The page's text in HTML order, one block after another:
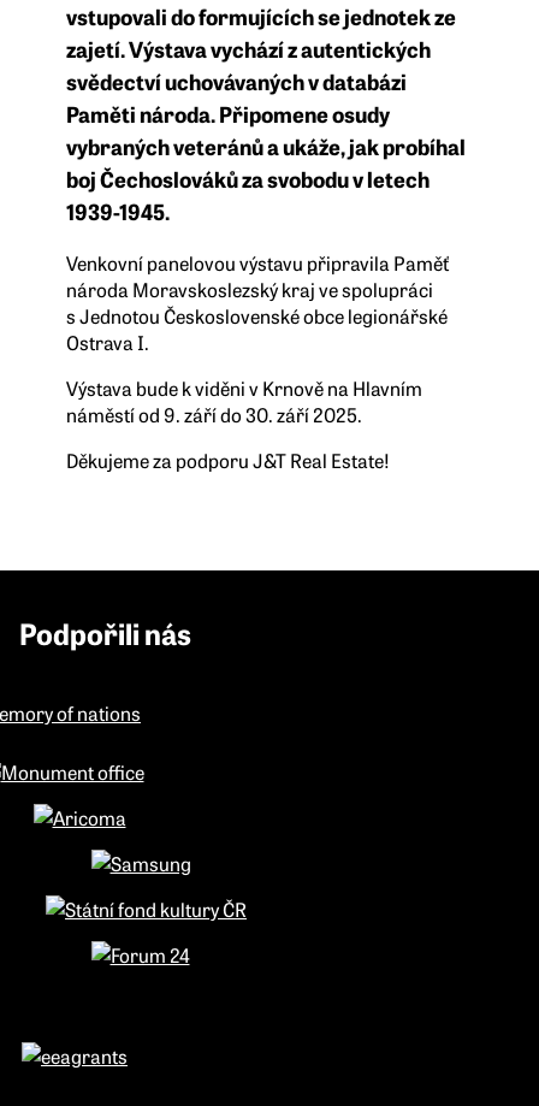
vstupovali do formujících se jednotek ze
zajetí. Výstava vychází z autentických
svědectví uchovávaných v databázi
Paměti národa. Připomene osudy
vybraných veteránů a ukáže, jak probíhal
boj Čechoslováků za svobodu v letech
1939-1945.
Venkovní panelovou výstavu připravila Paměť
národa Moravskoslezský kraj ve spolupráci
s Jednotou Československé obce legionářské
Ostrava I.
Výstava bude k viděni v Krnově na Hlavním
náměstí od 9. září do 30. září 2025.
Děkujeme za podporu J&T Real Estate!
Podpořili nás